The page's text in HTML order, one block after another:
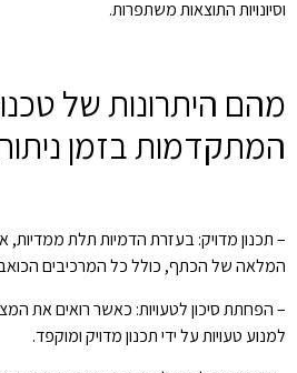
וסיונויות התוצאות משתפרות.
מהם היתרונות של
המתקדמות בזמן
– תכנון מדויק: בעזרת הדמיות תלת ממדיות,
המלאה של הכתף, כולל כל המרכיבים
– הפחתת סיכון לטעויות: כאשר רואים את
למנוע טעויות על ידי תכנון מדויק ומוקפד.